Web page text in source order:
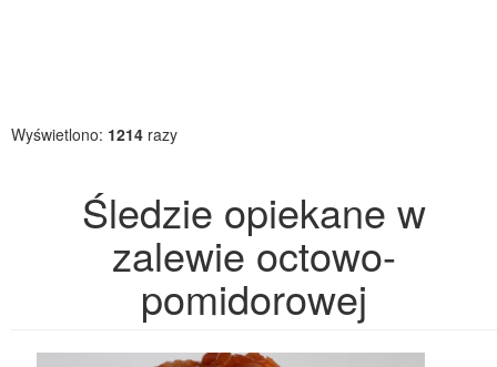
Wyświetlono: 1214 razy
Śledzie opiekane w
zalewie octowo-
pomidorowej